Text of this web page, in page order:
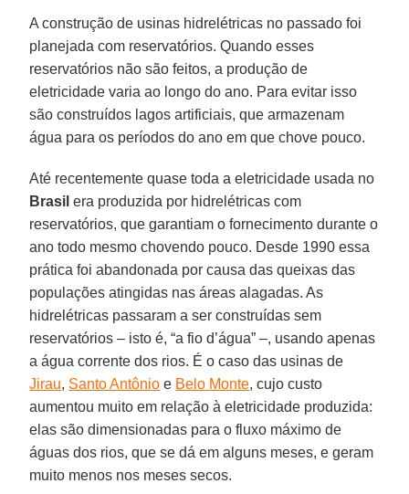
A construção de usinas hidrelétricas no passado foi
planejada com reservatórios. Quando esses
reservatórios não são feitos, a produção de
eletricidade varia ao longo do ano. Para evitar isso
são construídos lagos artificiais, que armazenam
água para os períodos do ano em que chove pouco.
Até recentemente quase toda a eletricidade usada no
Brasil era produzida por hidrelétricas com
reservatórios, que garantiam o fornecimento durante o
ano todo mesmo chovendo pouco. Desde 1990 essa
prática foi abandonada por causa das queixas das
populações atingidas nas áreas alagadas. As
hidrelétricas passaram a ser construídas sem
reservatórios – isto é, “a fio d’água” –, usando apenas
a água corrente dos rios. É o caso das usinas de
Jirau, Santo Antônio e Belo Monte, cujo custo
aumentou muito em relação à eletricidade produzida:
elas são dimensionadas para o fluxo máximo de
águas dos rios, que se dá em alguns meses, e geram
muito menos nos meses secos.